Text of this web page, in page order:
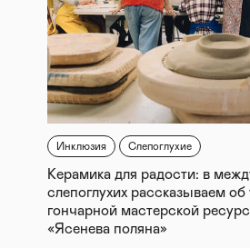
Инклюзия Слепоглухие
Керамика для радости: в
слепоглухих рассказываем об
гончарной мастерской
«Ясенева поляна»